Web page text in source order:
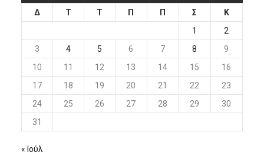
Δ
Τ Τ Π Π Σ
Κ
1
2
3
4 5 6 7 8
9
10
11 12 13 14 15
16
17
18 19 20 21 22
23
24
25 26 27 28 29
30
31
« Ιούλ